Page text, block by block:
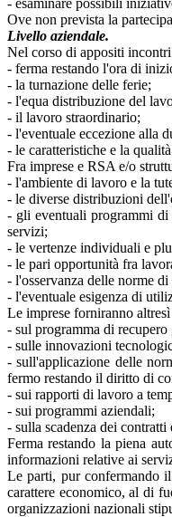
Ove non prevista la
Livello aziendale.
Nel corso di appositi
- ferma restando l'ora di
- la turnazione delle ferie;
- l'equa distribuzione del
- il lavoro straordinario;
- l'eventuale eccezione alla
- le caratteristiche e la
Fra imprese e RSA e/o
- l'ambiente di lavoro e la
- le diverse distribuzioni
- gli eventuali programmi di
servizi;
- le vertenze individuali e
- le pari opportunità fra
- l'osservanza delle norme
- l'eventuale esigenza di
Le imprese forniranno
- sul programma di
- sulle innovazioni
- sull'applicazione delle
fermo restando il diritto di
- sui rapporti di lavoro a
- sui programmi aziendali;
- sulla scadenza dei contratti
Ferma restando la piena
informazioni relative ai
Le parti, pur confermando
carattere economico, al di
organizzazioni nazionali